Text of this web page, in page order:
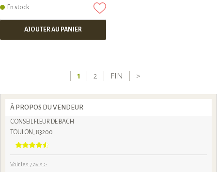
En stock
AJOUTER AU PANIER
1 2 FIN >
À PROPOS DU VENDEUR
CONSEIL FLEUR DE BACH
TOULON, 83200
Voir les 7 avis >